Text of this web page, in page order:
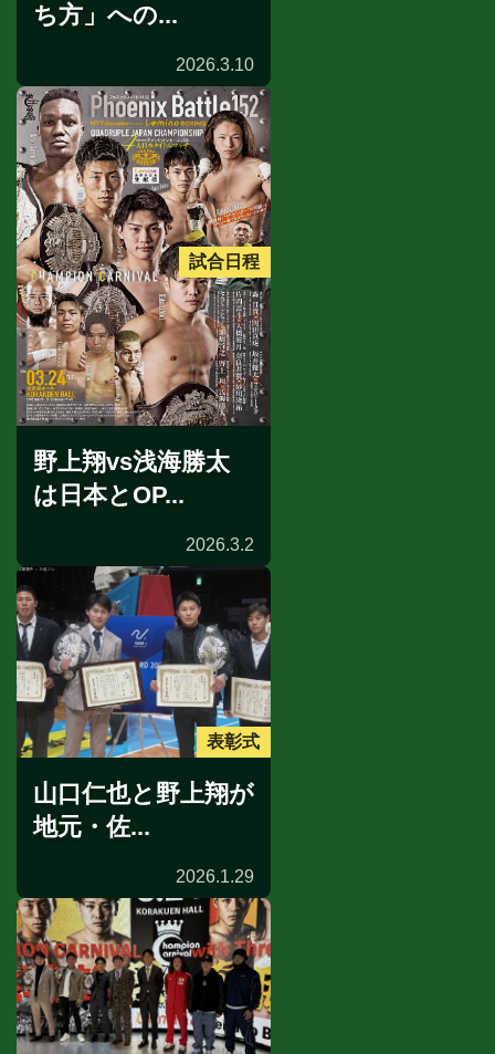
ち方」への...
2026.3.10
試合日程
野上翔vs浅海勝太
は日本とOP...
2026.3.2
表彰式
山口仁也と野上翔が
地元・佐...
2026.1.29